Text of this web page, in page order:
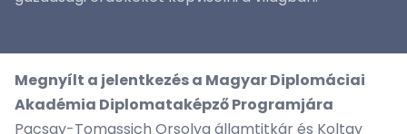
Megnyílt a jelentkezés a Magyar Diplomáciai
Akadémia Diplomataképző Programjára
Pacsay-Tomassich Orsolya államtitkár és Koltay